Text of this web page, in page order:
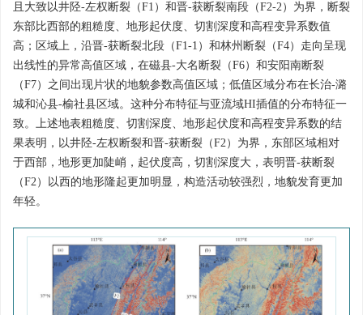
且大致以井陉-左权断裂（F1）和晋-获断裂南段（F2-2）为界，断裂
东部比西部的粗糙度、地形起伏度、切割深度和高程变异系数值
高；区域上，沿晋-获断裂北段（F1-1）和林州断裂（F4）走向呈现
出线性的异常高值区域，在磁县-大名断裂（F6）和安阳南断裂
（F7）之间出现片状的地貌参数高值区域；低值区域分布在长治-潞
城和沁县-榆社县区域。这种分布特征与亚流域HI插值的分布特征一
致。上述地表粗糙度、切割深度、地形起伏度和高程变异系数的结
果表明，以井陉-左权断裂和晋-获断裂（F2）为界，东部区域相对
于西部，地形更加陡峭，起伏度高，切割深度大，表明晋-获断裂
（F2）以西的地形隆起更加明显，构造活动较强烈，地貌发育更加
年轻。